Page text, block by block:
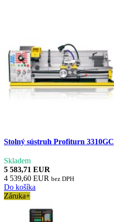
Stolný sústruh Profiturn 3310GC
Skladem
5 583,71 EUR
4 539,60 EUR bez DPH
Do košíka
Záruka+